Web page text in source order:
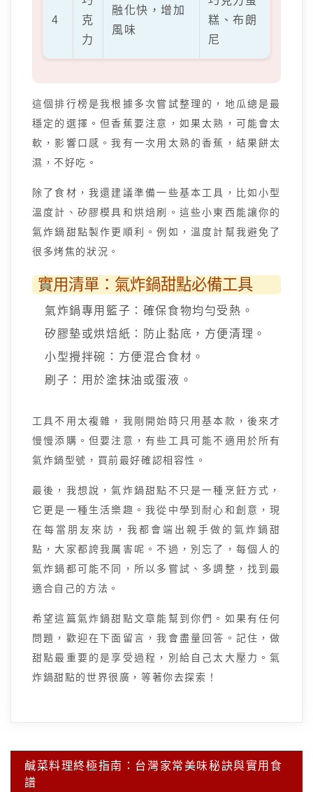
4
克
力
融化快，增加
風味
糕、布朗
尼
這個排行榜是我根據多次嘗試整理的，地瓜總是最
穩定的選擇。但香蕉要注意，如果太熟，可能會太
軟，影響口感。我有一次用太熟的香蕉，結果餅太
濕，不好吃。
除了食材，我還建議準備一些基本工具，比如小型
溫度計、矽膠模具和烘焙刷。這些小東西能讓你的
氣炸鍋甜點製作更順利。例如，溫度計幫我避免了
很多烤焦的狀況。
實用清單：氣炸鍋甜點必備工具
氣炸鍋專用籃子：確保食物均勻受熱。
矽膠墊或烘焙紙：防止黏底，方便清理。
小型攪拌碗：方便混合食材。
刷子：用於塗抹油或蛋液。
工具不用太複雜，我剛開始時只用基本款，後來才
慢慢添購。但要注意，有些工具可能不適用於所有
氣炸鍋型號，買前最好確認相容性。
最後，我想說，氣炸鍋甜點不只是一種烹飪方式，
它更是一種生活樂趣。我從中學到耐心和創意，現
在每當朋友來訪，我都會端出親手做的氣炸鍋甜
點，大家都誇我厲害呢。不過，別忘了，每個人的
氣炸鍋都可能不同，所以多嘗試、多調整，找到最
適合自己的方法。
希望這篇氣炸鍋甜點文章能幫到你們。如果有任何
問題，歡迎在下面留言，我會盡量回答。記住，做
甜點最重要的是享受過程，別給自己太大壓力。氣
炸鍋甜點的世界很廣，等著你去探索！
文
章
鹹菜料理終極指南：台灣家常美味秘訣與實用食
譜